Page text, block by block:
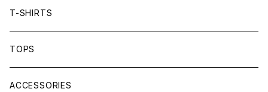
T-SHIRTS
TOPS
ACCESSORIES